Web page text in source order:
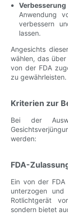
Anwendung
verbessern
lassen.
Angesichts
wählen, das
von der FDA
zu gewährleisten.
Kriterien zur
Bei der
werden:
FDA-
Ein von der
unterzogen und
Rotlichtgerät
sondern bietet